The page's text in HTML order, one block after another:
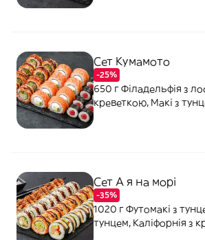
Сет Кумамото
-25%
650 г Філадельфія з
креветкою, Макі з
Сет А я на морі
-35%
1020 г Футомакі з
тунцем, Каліфорнія з